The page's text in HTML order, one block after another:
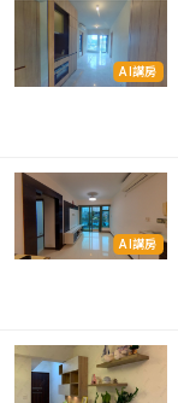
AI講房
AI講房